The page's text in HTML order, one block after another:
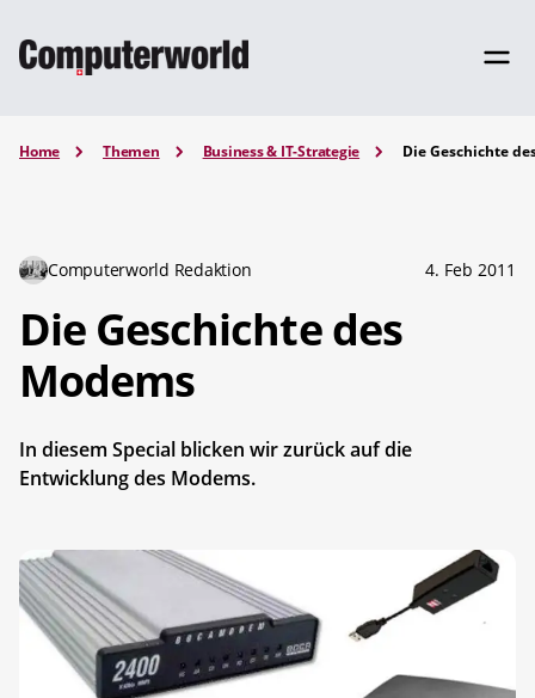
Home Themen Business & IT-Strategie Die Geschichte
Computerworld Redaktion 4. Feb 2011
Die Geschichte des
Modems
In diesem Special blicken wir zurück auf die
Entwicklung des Modems.